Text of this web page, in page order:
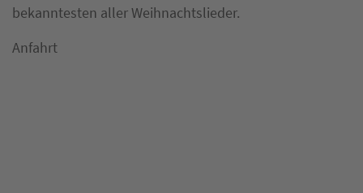
bekanntesten aller Weihnachtslieder.
Anfahrt